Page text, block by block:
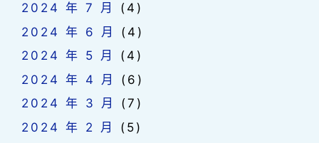
2024 年 7 月
(4)
2024 年 6 月
(4)
2024 年 5 月
(4)
2024 年 4 月
(6)
2024 年 3 月
(7)
2024 年 2 月
(5)